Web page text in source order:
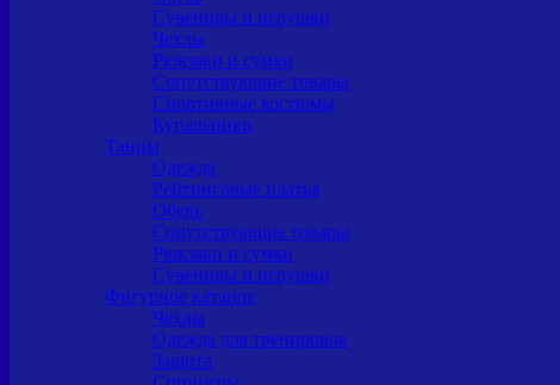
Сувениры и игрушки
Чехлы
Рюкзаки и сумки
Сопутствующие товары
Спортивные костюмы
Купальники
Танцы
Одежда
Рейтинговые платья
Обувь
Сопутствующие товары
Рюкзаки и сумки
Сувениры и игрушки
Фигурное катание
Чехлы
Одежда для тренировок
Защита